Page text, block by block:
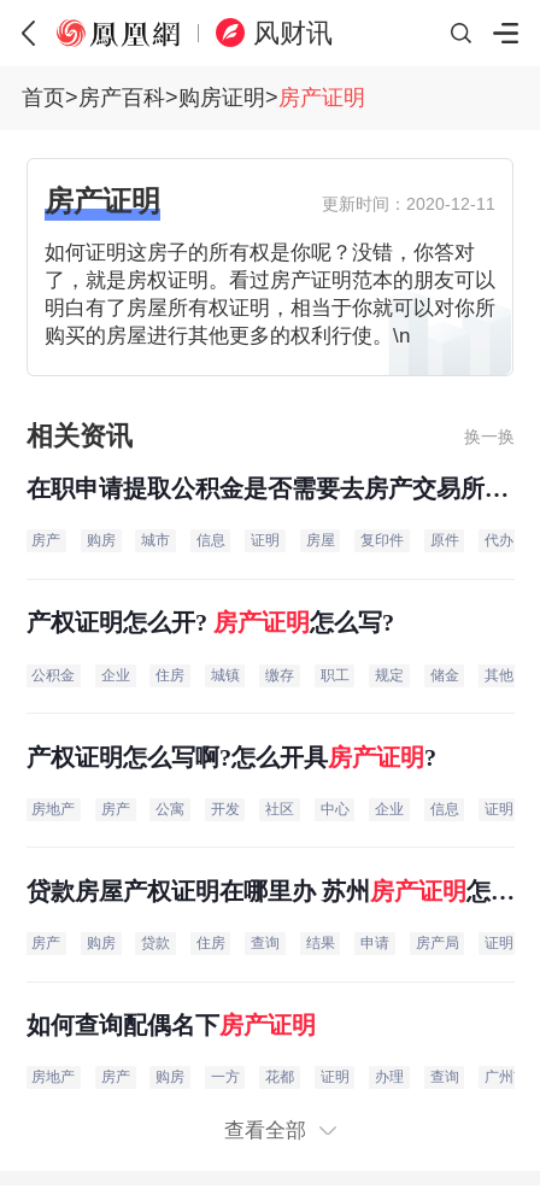
风财讯
首页>房产百科>购房证明 >房产证明
房产证明 更新时间：2020-12-11
如何证明这房子的所有权是你呢？没错，你答对
了，就是房权证明。看过房产证明范本的朋友可以
明白有了房屋所有权证明，相当于你就可以对你所
购买的房屋进行其他更多的权利行使。\n
相关资讯 换一换
在职申请提取公积金是否需要去房产交易所开
房产 购房 城市 信息 证明 房屋 复印件 原件 代办
产权证明怎么开? 房产证明怎么写?
公积金 企业 住房 城镇 缴存 职工 规定 储金 其他
产权证明怎么写啊?怎么开具房产证明?
房地产 房产 公寓 开发 社区 中心 企业 信息 证明
贷款房屋产权证明在哪里办 苏州 房产证明怎么
房产 购房 贷款 住房 查询 结果 申请 房产局 证明
如何查询配偶名下房产证明
房地产 房产 购房 一方 花都 证明 办理 查询 广州市
查看全部